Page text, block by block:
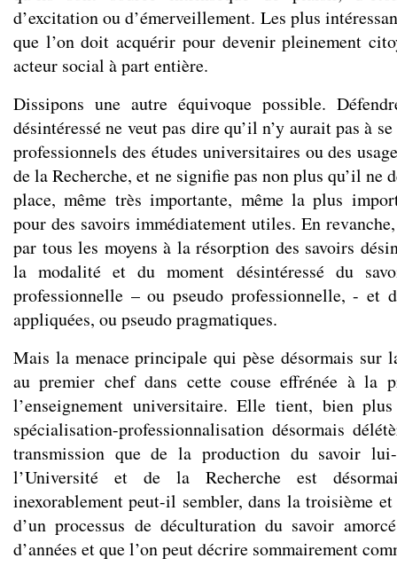
d’excitation ou d’émerveillement. Les plus
que l’on doit acquérir pour devenir pleinement
acteur social à part entière.
Dissipons une autre équivoque possible.
désintéressé ne veut pas dire qu’il n’y aurait pas à
professionnels des études universitaires ou des
de la Recherche, et ne signifie pas non plus qu’il ne
place, même très importante, même la plus
pour des savoirs immédiatement utiles. En
par tous les moyens à la résorption des savoirs
la modalité et du moment désintéressé du
professionnelle – ou pseudo professionnelle, - et
appliquées, ou pseudo pragmatiques.
Mais la menace principale qui pèse désormais sur
au premier chef dans cette couse effrénée à la
l’enseignement universitaire. Elle tient, bien
spécialisation-professionnalisation désormais
transmission que de la production du savoir
l’Université et de la Recherche est
inexorablement peut-il sembler, dans la troisième
d’un processus de déculturation du savoir
d’années et que l’on peut décrire sommairement